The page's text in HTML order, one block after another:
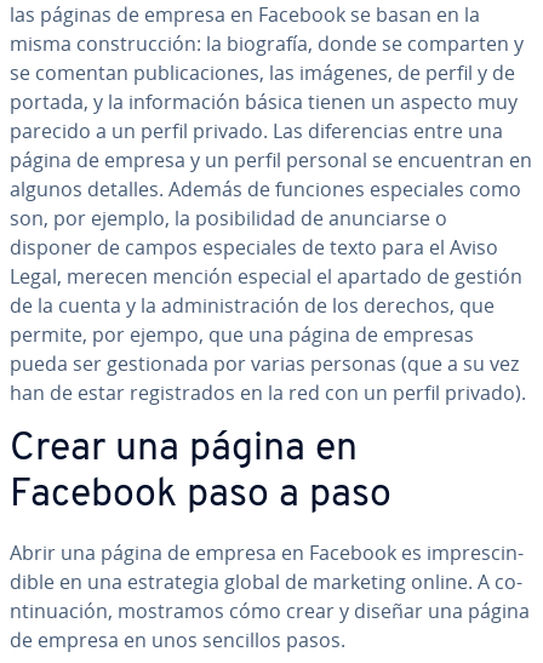
las páginas de empresa en Facebook se basan en la
misma co­n­s­tru­c­ción: la biografía, donde se comparten y
se comentan pu­bli­ca­cio­nes, las imágenes, de perfil y de
portada, y la in­fo­r­ma­ción básica tienen un aspecto muy
parecido a un perfil privado. Las di­fe­re­n­cias entre una
página de empresa y un perfil personal se en­cue­n­tran en
algunos detalles. Además de funciones es­pe­cia­les como
son, por ejemplo, la po­si­bi­li­dad de anu­n­ciar­se o
disponer de campos es­pe­cia­les de texto para el Aviso
Legal, merecen mención especial el apartado de gestión
de la cuenta y la ad­mi­ni­s­tra­ción de los derechos, que
permite, por ejempo, que una página de empresas
pueda ser ge­s­tio­na­da por varias personas (que a su vez
han de estar re­gi­s­tra­dos en la red con un perfil privado).
Crear una página en
Facebook paso a paso
Abrir una página de empresa en Facebook es im­pre­s­ci­n­
di­ble en una es­tra­te­gia global de marketing online. A co­
n­ti­nua­ción, mostramos cómo crear y diseñar una página
de empresa en unos sencillos pasos.